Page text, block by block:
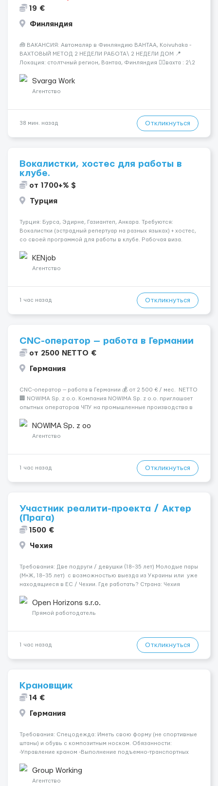
19 €
Финляндия
🧰 ВАКАНСИЯ: Автомаляр в Финляндию ВАНТАА, Koivuhaka -
ВАХТОВЫЙ МЕТОД 2 НЕДЕЛИ РАБОТА\ 2 НЕДЕЛИ ДОМ 📍
Локация: столтчный регион, Вантаа, Финляндия 👌🏻вахта : 2\2
час брутто 🏠 Жильё: предоставляется БЕСПЛАТНО 📞
Контакт: +3725672...
Svarga Work
Агентство
38 мин. назад Откликнуться
Вокалистки, хостес для работы в
клубе.
от 1700+% $
Турция
Турция: Бурса, Эдирне, Газиантеп, Анкара. Требуются:
Вокалистки (эстрадный репертуар на разных языках) + хостеc,
со своей программой для работы в клубе. Рабочая виза.
одного до трех месяцев. Мед. страховка. Высокая зарплат...
KENjob
Агентство
1 час назад Откликнуться
CNC-оператор — работа в Германии
от 2500 NETTO €
Германия
CNC-оператор — работа в Германии 💰 от 2 500 € / мес. NETTO
🏢 NOWIMA Sp. z o.o. Компания NOWIMA Sp. z o.o. приглашает
опытных операторов ЧПУ на промышленные производства в
Проживание, оформление и билеты — за счёт компани...
NOWIMA Sp. z oo
Агентство
1 час назад Откликнуться
Участник реалити-проекта / Актер
(Прага)
1500 €
Чехия
Требования: Две подруги / девушки (18–35 лет) Молодые пары
(М+Ж, 18–35 лет) с возможностью выезда из Украины или уже
находящиеся в ЕС / Чехии. Где работать? Страна: Чехия ​
Open Horizons s.r.o.
Прямой работодатель
1 час назад Откликнуться
Крановщик
14 €
Германия
Требования: Спецодежда: Иметь свою форму (не спортивные
штаны) и обувь с композитным носком. Обязанности:
-Управление краном -Выполнение подъемно-транспортных
инструкций по безопасности. -Опыт управления различными
типами кранов (моб...
Group Working
Агентство